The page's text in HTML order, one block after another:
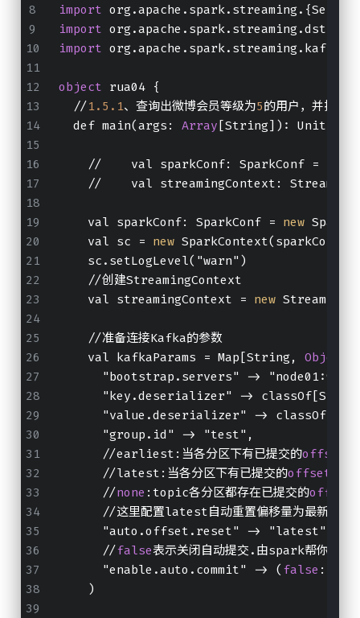
import
import
import
object rua04 {
  //
1.5 .1、查询出微博会员等级为5的用户，并把这
  def main(args:
Array [String]): Unit = {
    //    val sparkConf: SparkConf =
//    val streamingContext:
    val sparkConf: SparkConf =
new
    val sc =
new SparkContext(sparkConf)
    sc.setLogLevel("warn")
    //创建StreamingContext
    val streamingContext =
new
    //准备连接Kafka的参数
    val kafkaParams = Map[String,
Object
"bootstrap.servers" ->
"key.deserializer" ->
"value.deserializer" ->
      "group.id" -> "test",
      //earliest:当各分区下有已提交的
offset
      //latest:当各分区下有已提交的
offset
      //
none :topic各分区都存在已提交的offset
//这里配置latest自动重置偏移量为最新的偏
      "auto.offset.reset" -> "latest",
      //
false表示关闭自动提交.由spark帮你提交
      "enable.auto.commit" -> (
false :
    )